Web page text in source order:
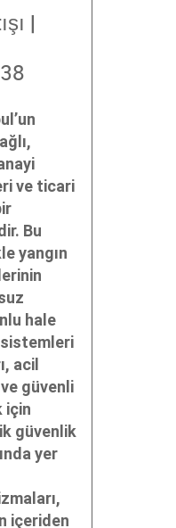
|
ve ticari
Bu
yangın
hale
acil
güvenli
için
güvenlik
yer
içeriden